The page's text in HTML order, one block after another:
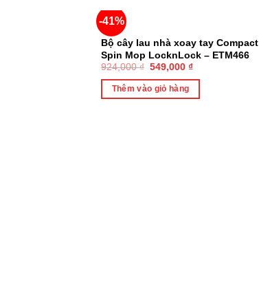
-41%
Bộ cây lau nhà xoay tay Compact
Spin Mop LocknLock – ETM466
924,000₫ 549,000 ₫
Thêm vào giỏ hàng